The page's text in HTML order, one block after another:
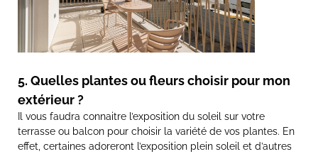
5. Quelles plantes ou fleurs choisir pour mon
extérieur ?
Il vous faudra connaitre l’exposition du soleil sur votre
terrasse ou balcon pour choisir la variété de vos plantes. En
effet, certaines adoreront l’exposition plein soleil et d’autres